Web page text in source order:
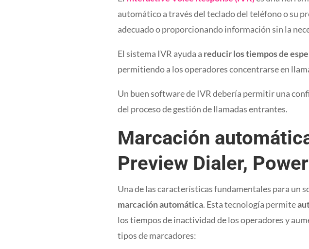
automático a través del teclado del teléfono o su
adecuado o proporcionando información sin la
El sistema IVR ayuda a reducir los tiempos de
permitiendo a los operadores concentrarse en
Un buen software de IVR debería permitir una
del proceso de gestión de llamadas entrantes.
Marcación
Preview Dialer,
Una de las características fundamentales para un
marcación automática. Esta tecnología permite
los tiempos de inactividad de los operadores y
tipos de marcadores: